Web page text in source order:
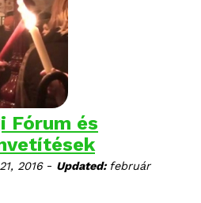
Fórum és
2016 - Updated: február